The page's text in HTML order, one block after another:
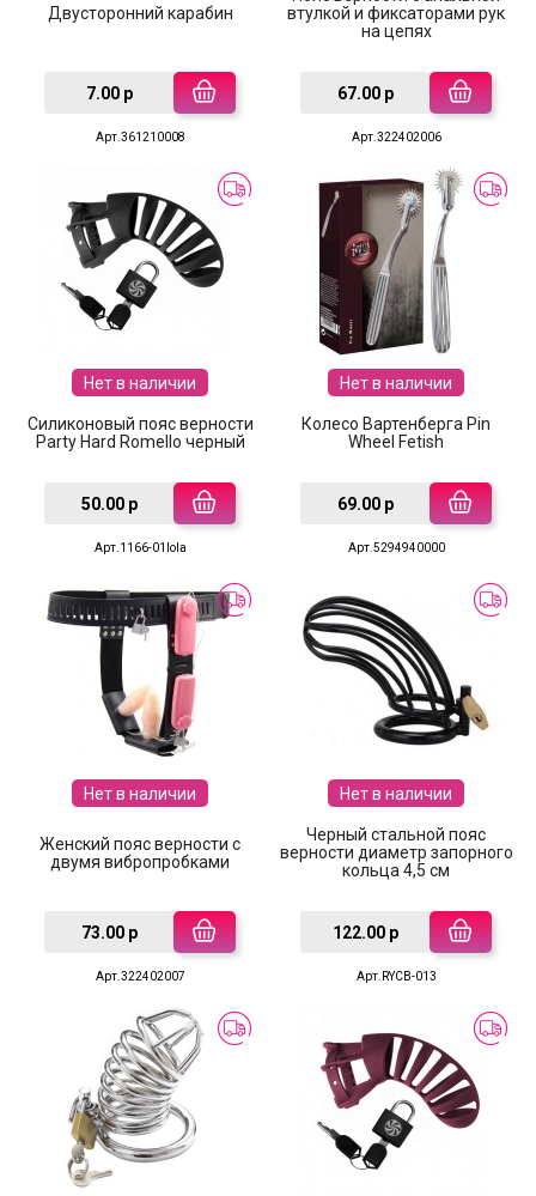
Двусторонний карабин
7.00 р
Арт.361210008
втулкой и фиксаторами рук
на цепях
67.00 р
Арт.322402006
Нет в наличии
Силиконовый пояс верности
Party Hard Romello черный
50.00 р
Арт.1166-01lola
Нет в наличии
Колесо Вартенберга Pin
Wheel Fetish
69.00 р
Арт.5294940000
Нет в наличии
Женский пояс верности с
двумя вибропробками
73.00 р
Арт.322402007
Нет в наличии
Черный стальной пояс
верности диаметр запорного
кольца 4,5 см
122.00 р
Арт.RYCB-013